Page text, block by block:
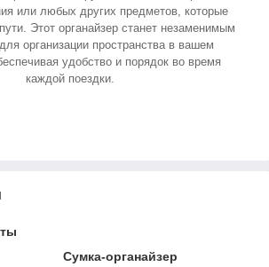
или любых других предметов, которые
Этот органайзер станет незаменимым
организации пространства в вашем
удобство и порядок во время
каждой поездки.
Сумка-органайзер